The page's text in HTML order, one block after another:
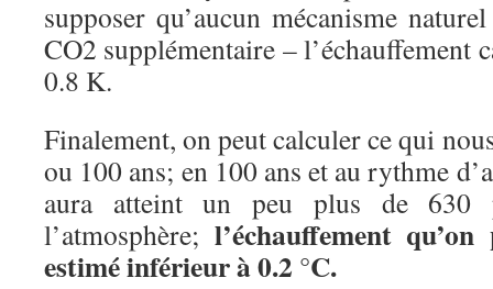
supposer qu’aucun mécanisme
CO2 supplémentaire – l’échauffement
0.8 K.
Finalement, on peut calculer ce qui
ou 100 ans; en 100 ans et au rythme
aura atteint un peu plus de 630
l’atmosphère; l’échauffement
estimé inférieur à 0.2 °C.